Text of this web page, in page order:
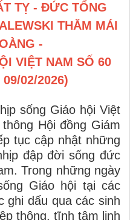
TỴ - ĐỨC TỔNG
THĂM MÁI
-
VIỆT NAM SỐ 60
02/2026)
sống Giáo hội Việt
Hội đồng Giám
tục cập nhật những
đập đời sống đức
Trong những ngày
Giáo hội tại các
ghi dấu qua các sinh
thông, tĩnh tâm linh